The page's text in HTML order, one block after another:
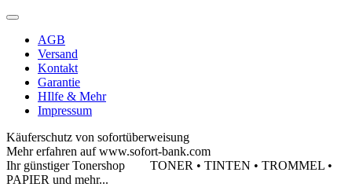
AGB
Versand
Kontakt
Garantie
HIlfe & Mehr
Impressum
Käuferschutz von sofortüberweisung
Mehr erfahren auf www.sofort-bank.com
Ihr günstiger Tonershop TONER • TINTEN • TROMMEL •
PAPIER und mehr...